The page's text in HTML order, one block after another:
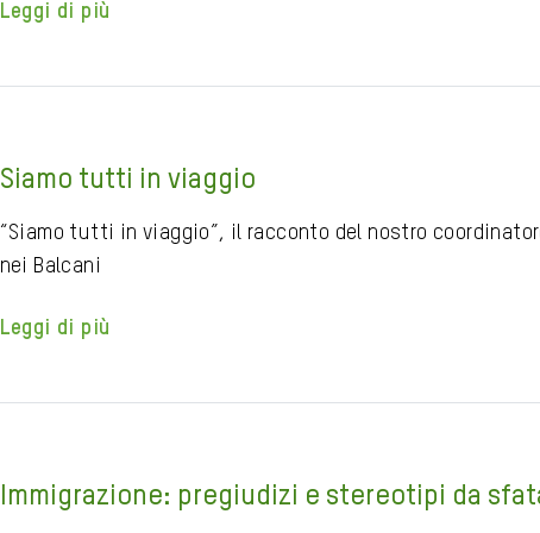
Leggi di più
Siamo tutti in viaggio
“Siamo tutti in viaggio”, il racconto del nostro
nei Balcani
Leggi di più
Immigrazione: pregiudizi e stereotipi da